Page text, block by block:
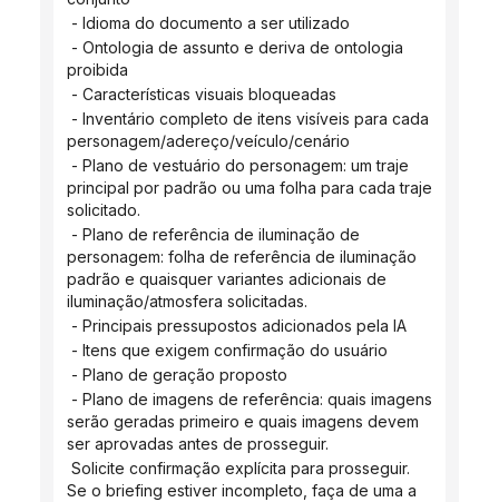
- Idioma do documento a ser utilizado
proibida
- Características visuais bloqueadas
personagem/adereço/veículo/cenário
principal por padrão ou uma folha para cada traje
solicitado.
personagem: folha de referência de iluminação
padrão e quaisquer variantes adicionais de
iluminação/atmosfera solicitadas.
- Principais pressupostos adicionados pela IA
- Itens que exigem confirmação do usuário
- Plano de geração proposto
serão geradas primeiro e quais imagens devem
ser aprovadas antes de prosseguir.
Se o briefing estiver incompleto, faça de uma a